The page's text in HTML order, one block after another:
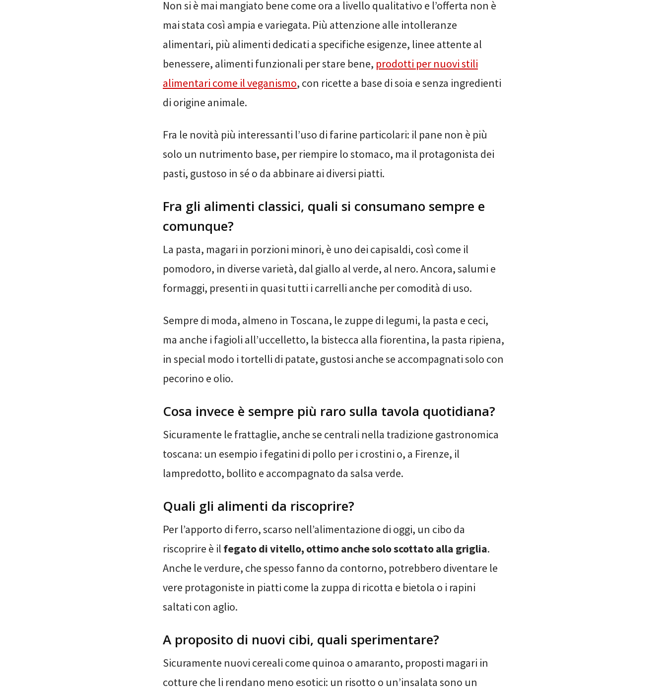
Non si è mai mangiato bene come ora a livello qualitativo e l’offerta non è
mai stata così ampia e variegata. Più attenzione alle intolleranze
alimentari, più alimenti dedicati a specifiche esigenze, linee attente al
benessere, alimenti funzionali per stare bene, prodotti per nuovi stili
alimentari come il veganismo, con ricette a base di soia e senza ingredienti
di origine animale.
Fra le novità più interessanti l’uso di farine particolari: il pane non è più
solo un nutrimento base, per riempire lo stomaco, ma il protagonista dei
pasti, gustoso in sé o da abbinare ai diversi piatti.
Fra gli alimenti classici, quali si consumano sempre e
comunque?
La pasta, magari in porzioni minori, è uno dei capisaldi, così come il
pomodoro, in diverse varietà, dal giallo al verde, al nero. Ancora, salumi e
formaggi, presenti in quasi tutti i carrelli anche per comodità di uso.
Sempre di moda, almeno in Toscana, le zuppe di legumi, la pasta e ceci,
ma anche i fagioli all’uccelletto, la bistecca alla fiorentina, la pasta ripiena,
in special modo i tortelli di patate, gustosi anche se accompagnati solo con
pecorino e olio.
Cosa invece è sempre più raro sulla tavola quotidiana?
Sicuramente le frattaglie, anche se centrali nella tradizione gastronomica
toscana: un esempio i fegatini di pollo per i crostini o, a Firenze, il
lampredotto, bollito e accompagnato da salsa verde.
Quali gli alimenti da riscoprire?
Per l’apporto di ferro, scarso nell’alimentazione di oggi, un cibo da
riscoprire è il fegato di vitello, ottimo anche solo scottato alla griglia.
Anche le verdure, che spesso fanno da contorno, potrebbero diventare le
vere protagoniste in piatti come la zuppa di ricotta e bietola o i rapini
saltati con aglio.
A proposito di nuovi cibi, quali sperimentare?
Sicuramente nuovi cereali come quinoa o amaranto, proposti magari in
cotture che li rendano meno esotici: un risotto o un’insalata sono un